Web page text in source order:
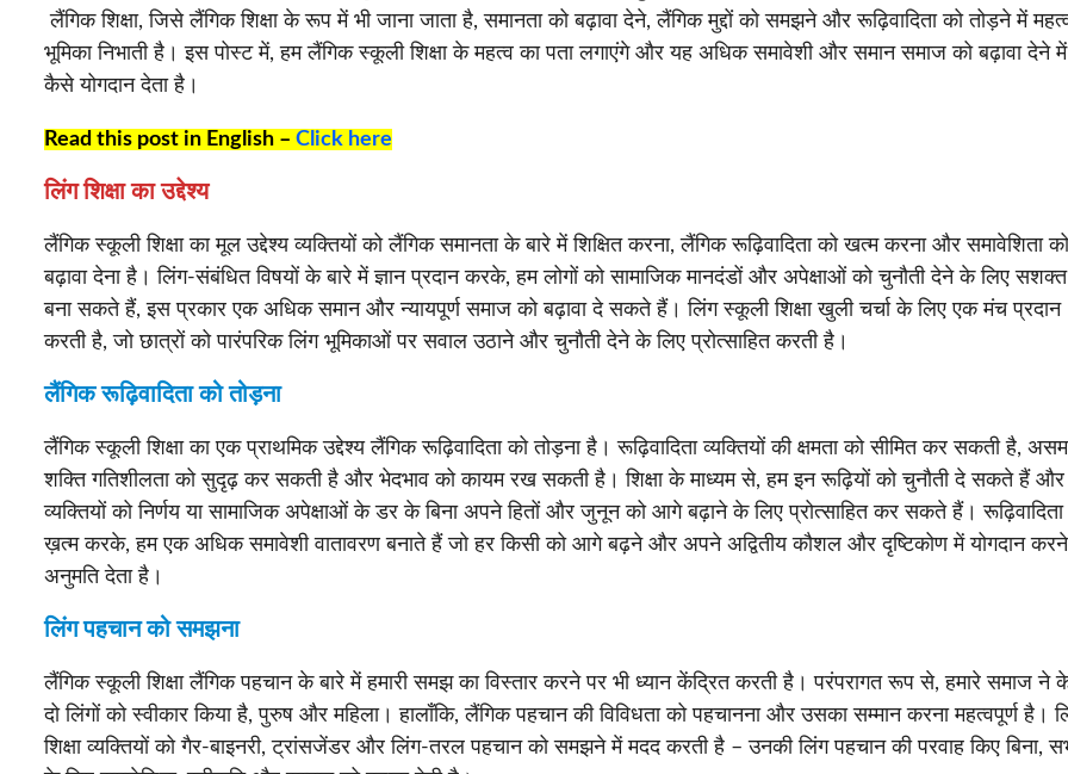
लैंगिक शिक्षा, जिसे लैंगिक शिक्षा के रूप में भी जाना जाता है, समानता को बढ़ावा देने, लैंगिक मुद्दों को समझने और रूढ़िवादिता को तोड़ने में
भूमिका निभाती है। इस पोस्ट में, हम लैंगिक स्कूली शिक्षा के महत्व का पता लगाएंगे और यह अधिक समावेशी और समान समाज को बढ़ावा देने में
कैसे योगदान देता है।
Read this post in English – Click here
लिंग शिक्षा का उद्देश्य
लैंगिक स्कूली शिक्षा का मूल उद्देश्य व्यक्तियों को लैंगिक समानता के बारे में शिक्षित करना, लैंगिक रूढ़िवादिता को खत्म करना और समावेशिता को
बढ़ावा देना है। लिंग-संबंधित विषयों के बारे में ज्ञान प्रदान करके, हम लोगों को सामाजिक मानदंडों और अपेक्षाओं को चुनौती देने के लिए सशक्त
बना सकते हैं, इस प्रकार एक अधिक समान और न्यायपूर्ण समाज को बढ़ावा दे सकते हैं। लिंग स्कूली शिक्षा खुली चर्चा के लिए एक मंच प्रदान
करती है, जो छात्रों को पारंपरिक लिंग भूमिकाओं पर सवाल उठाने और चुनौती देने के लिए प्रोत्साहित करती है।
लैंगिक रूढ़िवादिता को तोड़ना
लैंगिक स्कूली शिक्षा का एक प्राथमिक उद्देश्य लैंगिक रूढ़िवादिता को तोड़ना है। रूढ़िवादिता व्यक्तियों की क्षमता को सीमित कर सकती है,
शक्ति गतिशीलता को सुदृढ़ कर सकती है और भेदभाव को कायम रख सकती है। शिक्षा के माध्यम से, हम इन रूढ़ियों को चुनौती दे सकते हैं और
व्यक्तियों को निर्णय या सामाजिक अपेक्षाओं के डर के बिना अपने हितों और जुनून को आगे बढ़ाने के लिए प्रोत्साहित कर सकते हैं। रूढ़िवादिता
ख़त्म करके, हम एक अधिक समावेशी वातावरण बनाते हैं जो हर किसी को आगे बढ़ने और अपने अद्वितीय कौशल और दृष्टिकोण में योगदान
अनुमति देता है।
लिंग पहचान को समझना
लैंगिक स्कूली शिक्षा लैंगिक पहचान के बारे में हमारी समझ का विस्तार करने पर भी ध्यान केंद्रित करती है। परंपरागत रूप से, हमारे समाज ने
दो लिंगों को स्वीकार किया है, पुरुष और महिला। हालाँकि, लैंगिक पहचान की विविधता को पहचानना और उसका सम्मान करना महत्वपूर्ण है।
शिक्षा व्यक्तियों को गैर-बाइनरी, ट्रांसजेंडर और लिंग-तरल पहचान को समझने में मदद करती है – उनकी लिंग पहचान की परवाह किए बिना,